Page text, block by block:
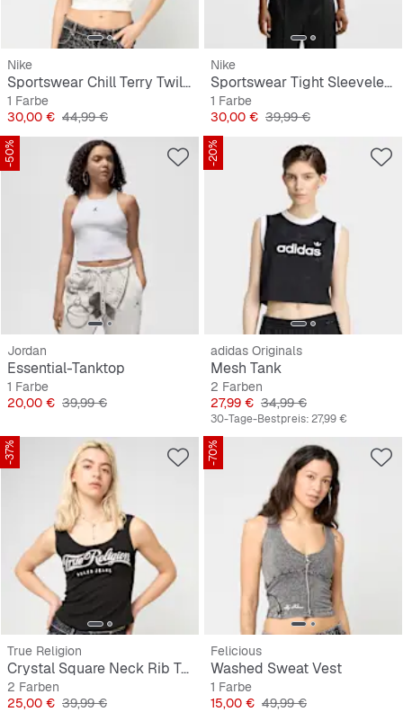
Nike
Sportswear Chill Terry Twill Tank
1 Farbe
Preis
30,00 € Originalpreis
44,99 €
Nike
Sportswear Tight Sleeveless 1/4-Zip Top
1 Farbe
Preis
30,00 € Originalpreis
39,99 €
-50%
Jordan
Essential-Tanktop
1 Farbe
Preis
20,00 € Originalpreis
39,99 €
-20%
adidas Originals
Mesh Tank
2 Farben
Preis
27,99 € Originalpreis
34,99 €
30-Tage-Bestpreis:27,99 €
-37%
True Religion
Crystal Square Neck Rib Tank
2 Farben
Preis
25,00 € Originalpreis
39,99 €
-70%
Felicious
Washed Sweat Vest
1 Farbe
Preis
15,00 € Originalpreis
49,99 €